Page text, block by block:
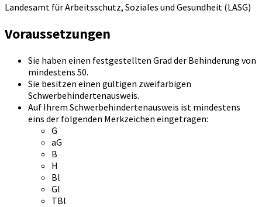
Landesamt für Arbeitsschutz, Soziales und Gesundheit (LASG)
Voraussetzungen
Sie haben einen festgestellten Grad der Behinderung von
mindestens 50.
Sie besitzen einen gültigen zweifarbigen
Schwerbehindertenausweis.
Auf Ihrem Schwerbehindertenausweis ist mindestens
eins der folgenden Merkzeichen eingetragen:
G
aG
B
H
Bl
Gl
TBl